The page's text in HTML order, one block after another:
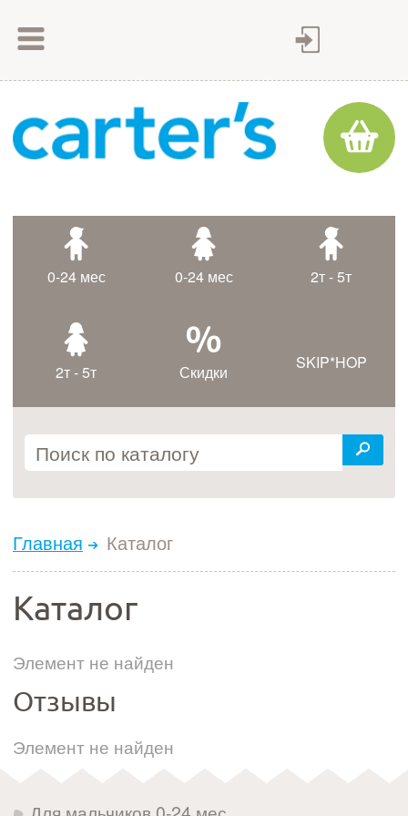
Как оплатить
Доставка товара
Контакты
0-24 мес 0-24 мес 2т - 5т
2т - 5т Скидки SKIP*HOP
Главная Каталог
Каталог
Элемент не найден
Отзывы
Элемент не найден